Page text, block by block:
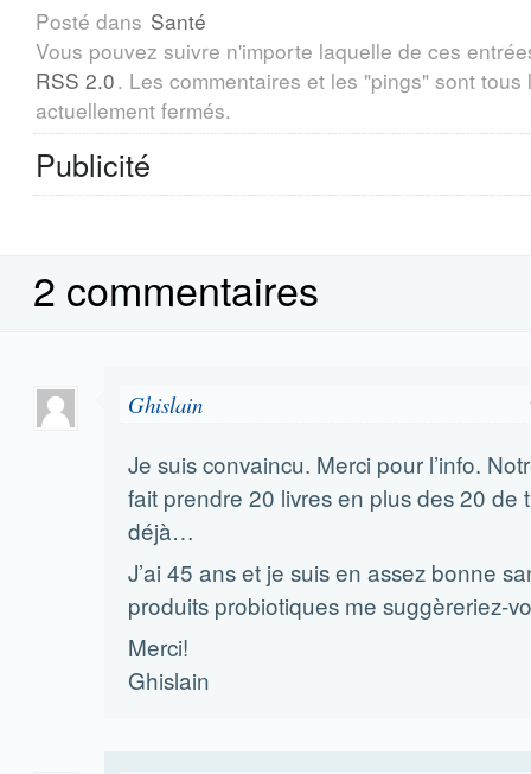
Posté dans Santé
Vous pouvez suivre n'importe laquelle de ces
RSS 2.0. Les commentaires et les "pings" sont tous
actuellement fermés.
Publicité
2 commentaires
Ghislain
Je suis convaincu. Merci pour l’info.
fait prendre 20 livres en plus des 20 de
déjà…
J’ai 45 ans et je suis en assez bonne
produits probiotiques me suggèreriez-
Merci!
Ghislain